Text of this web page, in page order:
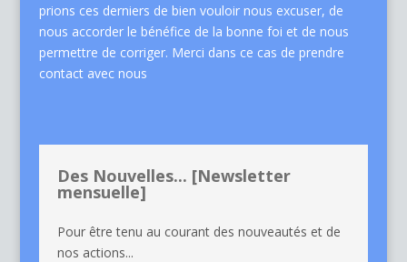
prions ces derniers de bien vouloir nous excuser, de
nous accorder le bénéfice de la bonne foi et de nous
permettre de corriger. Merci dans ce cas de prendre
contact avec nous
Des Nouvelles... [Newsletter
mensuelle]
Pour être tenu au courant des nouveautés et de
nos actions...